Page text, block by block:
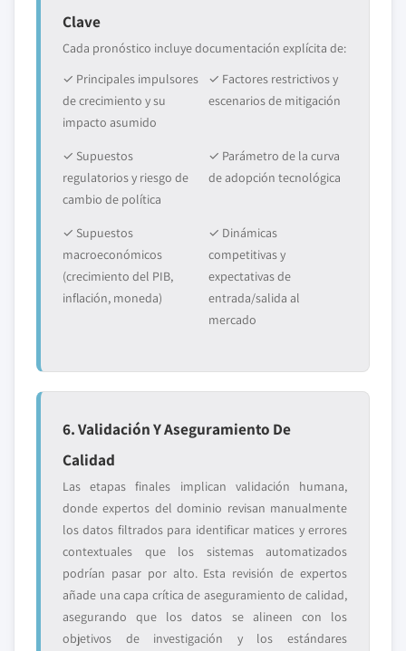
Clave
Cada pronóstico incluye documentación explícita de:
✓ Principales impulsores
de crecimiento y su
impacto asumido
✓ Factores restrictivos y
escenarios de mitigación
✓ Supuestos
regulatorios y riesgo de
cambio de política
✓ Parámetro de la curva
de adopción tecnológica
✓ Supuestos
macroeconómicos
(crecimiento del PIB,
inflación, moneda)
✓ Dinámicas
competitivas y
expectativas de
entrada/salida al
mercado
6. Validación Y Aseguramiento De
Calidad
Las etapas finales implican validación humana,
donde expertos del dominio revisan manualmente
los datos filtrados para identificar matices y errores
contextuales que los sistemas automatizados
podrían pasar por alto. Esta revisión de expertos
añade una capa crítica de aseguramiento de calidad,
asegurando que los datos se alineen con los
objetivos de investigación y los estándares